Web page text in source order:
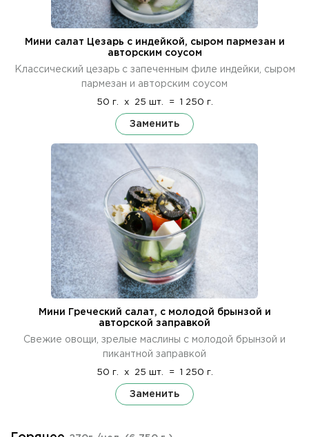
Мини салат Цезарь с индейкой, сыром пармезан и
авторским соусом
Классический цезарь с запеченным филе индейки, сыром
пармезан и авторским соусом
50 г. x 25 шт. = 1 250 г.
Заменить
Мини Греческий салат, с молодой брынзой и
авторской заправкой
Свежие овощи, зрелые маслины с молодой брынзой и
пикантной заправкой
50 г. x 25 шт. = 1 250 г.
Заменить